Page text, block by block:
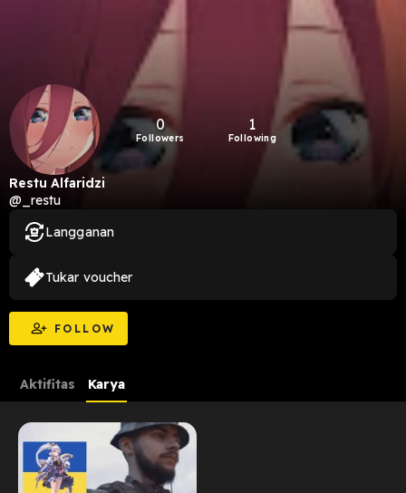
0
Followers
1
Following
Restu Alfaridzi
@_restu
FOLLOW
Langganan
Tukar voucher
Aktifitas Karya